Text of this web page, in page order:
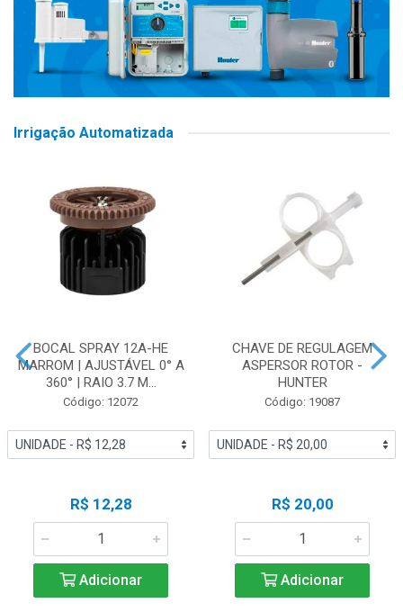
Irrigação Automatizada
BOCAL SPRAY 12A-HE
MARROM | AJUSTÁVEL 0° A
360° | RAIO 3.7 M...
Código: 12072
R$ 12,28
Adicionar
CHAVE DE REGULAGEM
ASPERSOR ROTOR -
HUNTER
Código: 19087
R$ 20,00
Adicionar